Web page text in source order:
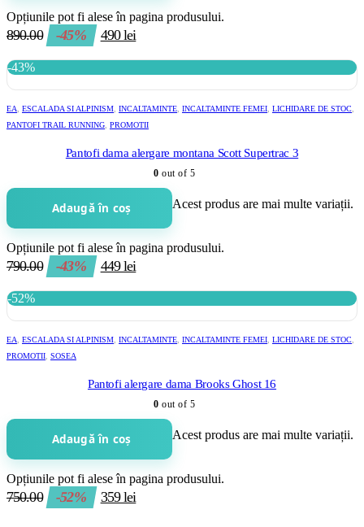
Opțiunile pot fi alese în pagina produsului.
890.00 -45% 490lei
-43%
EA ESCALADA SI ALPINISM INCALTAMINTE INCALTAMINTE FEMEI LICHIDARE DE STOC
PANTOFI TRAIL RUNNING PROMOTII
Pantofi dama alergare montana Scott Supertrac 3
0 out of 5
Adaugă în coș Acest produs are mai multe variații.
Opțiunile pot fi alese în pagina produsului.
790.00 -43% 449lei
-52%
EA ESCALADA SI ALPINISM INCALTAMINTE INCALTAMINTE FEMEI LICHIDARE DE STOC
PROMOTII SOSEA
Pantofi alergare dama Brooks Ghost 16
0 out of 5
Adaugă în coș Acest produs are mai multe variații.
Opțiunile pot fi alese în pagina produsului.
750.00 -52% 359lei